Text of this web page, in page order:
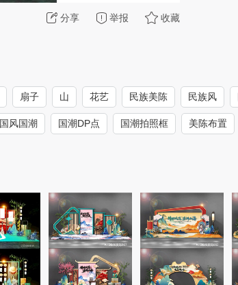
分享 举报 收藏
扇子 山 花艺 民族美陈 民族风
国风国潮 国潮DP点 国潮拍照框 美陈布置